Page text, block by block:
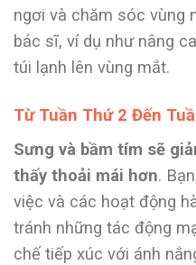
ngơi và chăm sóc vùng
bác sĩ, ví dụ như nâng
túi lạnh lên vùng mắt.
Từ Tuần Thứ 2 Đến
Sưng và bầm tím sẽ
thấy thoải mái hơn.
việc và các hoạt động
tránh những tác động
chế tiếp xúc với ánh